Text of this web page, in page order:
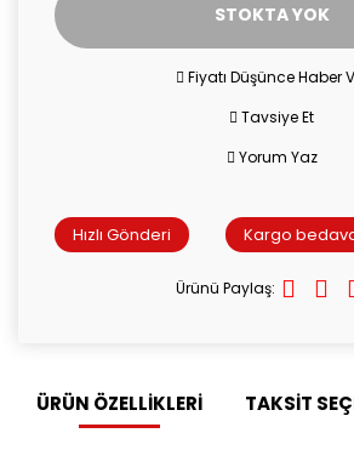
STOKTA YOK
Fiyatı Düşünce Haber
Tavsiye Et
Yorum Yaz
Hızlı Gönderi Kargo
Ürünü Paylaş:
ÜRÜN ÖZELLİKLERİ TAKSİT